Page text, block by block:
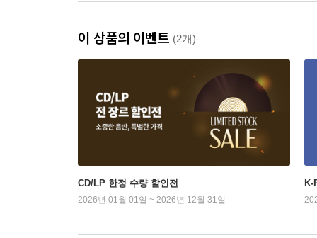
이 상품의 이벤트 (2개)
CD/LP 한정 수량 할인전
2026년 01월 01일 ~ 2026년 12월 31일
K-